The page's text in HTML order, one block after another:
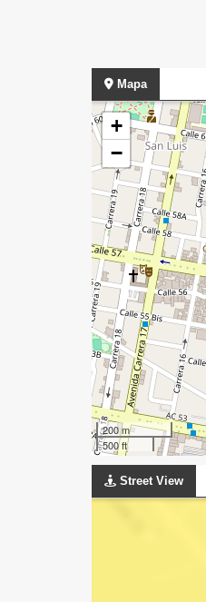
Mapa
+
−
200 m
500 ft
Street View